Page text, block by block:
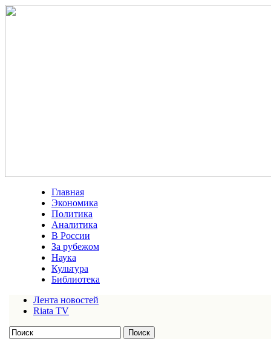
Главная
Экономика
Политика
Аналитика
В России
За рубежом
Наука
Культура
Библиотека
Лента новостей
Riata TV